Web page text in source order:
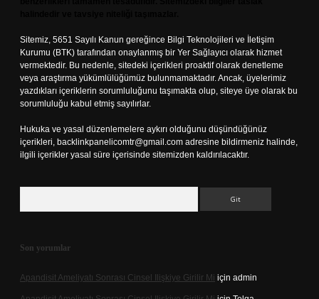
Sitemiz, 5651 Sayılı Kanun gereğince Bilgi Teknolojileri ve İletişim
Kurumu (BTK) tarafından onaylanmış bir Yer Sağlayıcı olarak hizmet
vermektedir. Bu nedenle, sitedeki içerikleri proaktif olarak denetleme
veya araştırma yükümlülüğümüz bulunmamaktadır. Ancak, üyelerimiz
yazdıkları içeriklerin sorumluluğunu taşımakta olup, siteye üye olarak bu
sorumluluğu kabul etmiş sayılırlar.
Hukuka ve yasal düzenlemelere aykırı olduğunu düşündüğünüz
içerikleri, backlinkpanelicomtr@gmail.com adresine bildirmeniz halinde,
ilgili içerikler yasal süre içerisinde sitemizden kaldırılacaktır.
Son yorumlar
Apandisit Ameliyatı Sonrası Cinsel Ilişkiye Girilir Mi için admin